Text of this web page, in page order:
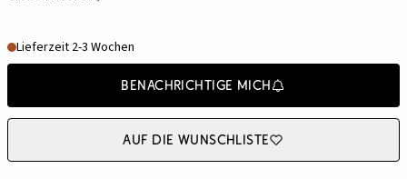
Lieferzeit 2-3 Wochen
Benachrichtige mich
Auf die Wunschliste